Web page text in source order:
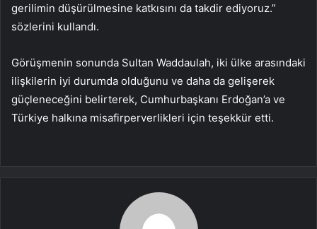
gerilimin düşürülmesine katkısını da takdir ediyoruz.”
sözlerini kullandı.
Görüşmenin sonunda Sultan Waddaulah, iki ülke arasındaki
ilişkilerin iyi durumda olduğunu ve daha da gelişerek
güçleneceğini belirterek, Cumhurbaşkanı Erdoğan’a ve
Türkiye halkına misafirperverlikleri için teşekkür etti.